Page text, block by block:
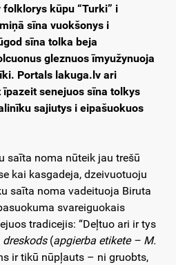
kūpu “Turki” i
sīna vuokšonys i
sīna tolka beja
gleznuos īmyužynuoja
Portals lakuga.lv ari
senejuos sīna tolkys
sajiutys i eipašuokuos
saīta noma nūteik jau trešū
kai kasgadeja, dzeivuotuoju
saīta noma vadeituoja Biruta
svareiguokais
tradicejis: “Deļtuo ari ir tys
dreskods (apgierba etikete – M.
ir tikū nūpļauts – ni gruobts,